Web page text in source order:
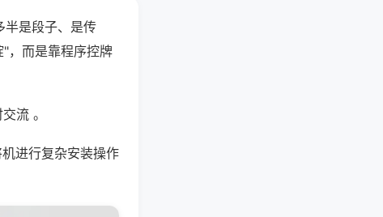
半是段子、是传
，而是靠程序控牌
流 。
进行复杂安装操作